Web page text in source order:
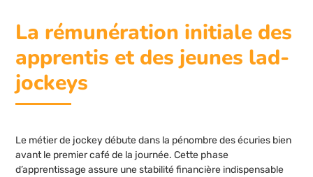
La rémunération initiale des
apprentis et des jeunes lad-
jockeys
Le métier de jockey débute dans la pénombre des écuries bien
avant le premier café de la journée. Cette phase
d’apprentissage assure une stabilité financière indispensable